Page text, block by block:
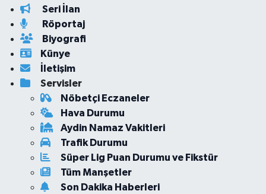
Seri İlan
Röportaj
Biyografi
Künye
İletişim
Servisler
Nöbetçi Eczaneler
Hava Durumu
Aydin Namaz Vakitleri
Trafik Durumu
Süper Lig Puan Durumu ve Fikstür
Tüm Manşetler
Son Dakika Haberleri